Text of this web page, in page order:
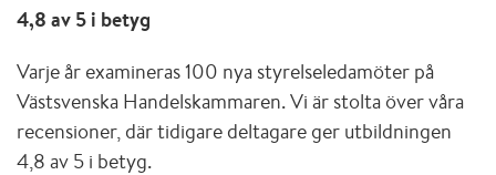
4,8 av 5 i betyg
Varje år examineras 100 nya styrelseledamöter på
Västsvenska Handelskammaren. Vi är stolta över våra
recensioner, där tidigare deltagare ger utbildningen
4,8 av 5 i betyg.